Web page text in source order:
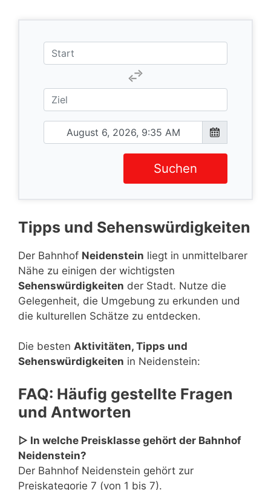
Suchen
Tipps und Sehenswürdigkeiten
Der Bahnhof Neidenstein liegt in unmittelbarer
Nähe zu einigen der wichtigsten
Sehenswürdigkeiten der Stadt. Nutze die
Gelegenheit, die Umgebung zu erkunden und
die kulturellen Schätze zu entdecken.
Die besten Aktivitäten, Tipps und
Sehenswürdigkeiten in Neidenstein:
FAQ: Häufig gestellte Fragen
und Antworten
▷ In welche Preisklasse gehört der Bahnhof
Neidenstein?
Der Bahnhof Neidenstein gehört zur
Preiskategorie 7 (von 1 bis 7).